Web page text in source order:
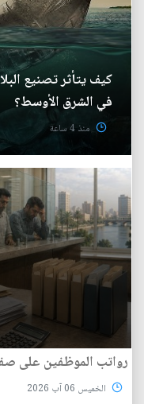
كيف يتأثر تصنيع
في الشرق الأوسط؟
منذ 4 ساعة
رواتب الموظفين على
الخميس 06 آب 2026